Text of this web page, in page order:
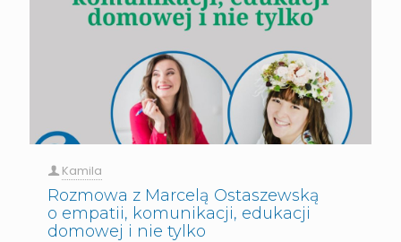
Kamila
Rozmowa z Marcelą Ostaszewską
o empatii, komunikacji, edukacji
domowej i nie tylko